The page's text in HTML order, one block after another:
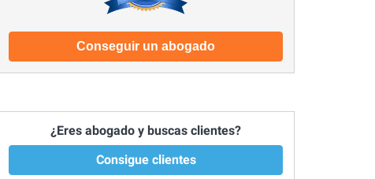
Conseguir un abogado
¿Eres abogado y buscas clientes?
Consigue clientes